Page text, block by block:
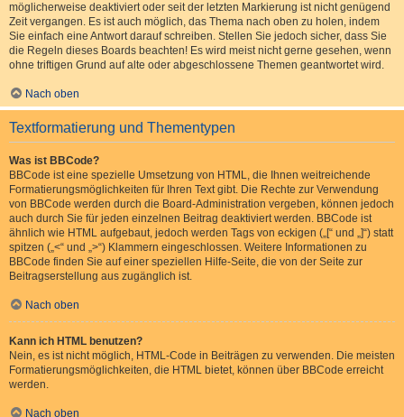
möglicherweise deaktiviert oder seit der letzten Markierung ist nicht genügend
Zeit vergangen. Es ist auch möglich, das Thema nach oben zu holen, indem
Sie einfach eine Antwort darauf schreiben. Stellen Sie jedoch sicher, dass Sie
die Regeln dieses Boards beachten! Es wird meist nicht gerne gesehen, wenn
ohne triftigen Grund auf alte oder abgeschlossene Themen geantwortet wird.
Nach oben
Textformatierung und Thementypen
Was ist BBCode?
BBCode ist eine spezielle Umsetzung von HTML, die Ihnen weitreichende
Formatierungsmöglichkeiten für Ihren Text gibt. Die Rechte zur Verwendung
von BBCode werden durch die Board-Administration vergeben, können jedoch
auch durch Sie für jeden einzelnen Beitrag deaktiviert werden. BBCode ist
ähnlich wie HTML aufgebaut, jedoch werden Tags von eckigen („[“ und „]“) statt
spitzen („<“ und „>“) Klammern eingeschlossen. Weitere Informationen zu
BBCode finden Sie auf einer speziellen Hilfe-Seite, die von der Seite zur
Beitragserstellung aus zugänglich ist.
Nach oben
Kann ich HTML benutzen?
Nein, es ist nicht möglich, HTML-Code in Beiträgen zu verwenden. Die meisten
Formatierungsmöglichkeiten, die HTML bietet, können über BBCode erreicht
werden.
Nach oben